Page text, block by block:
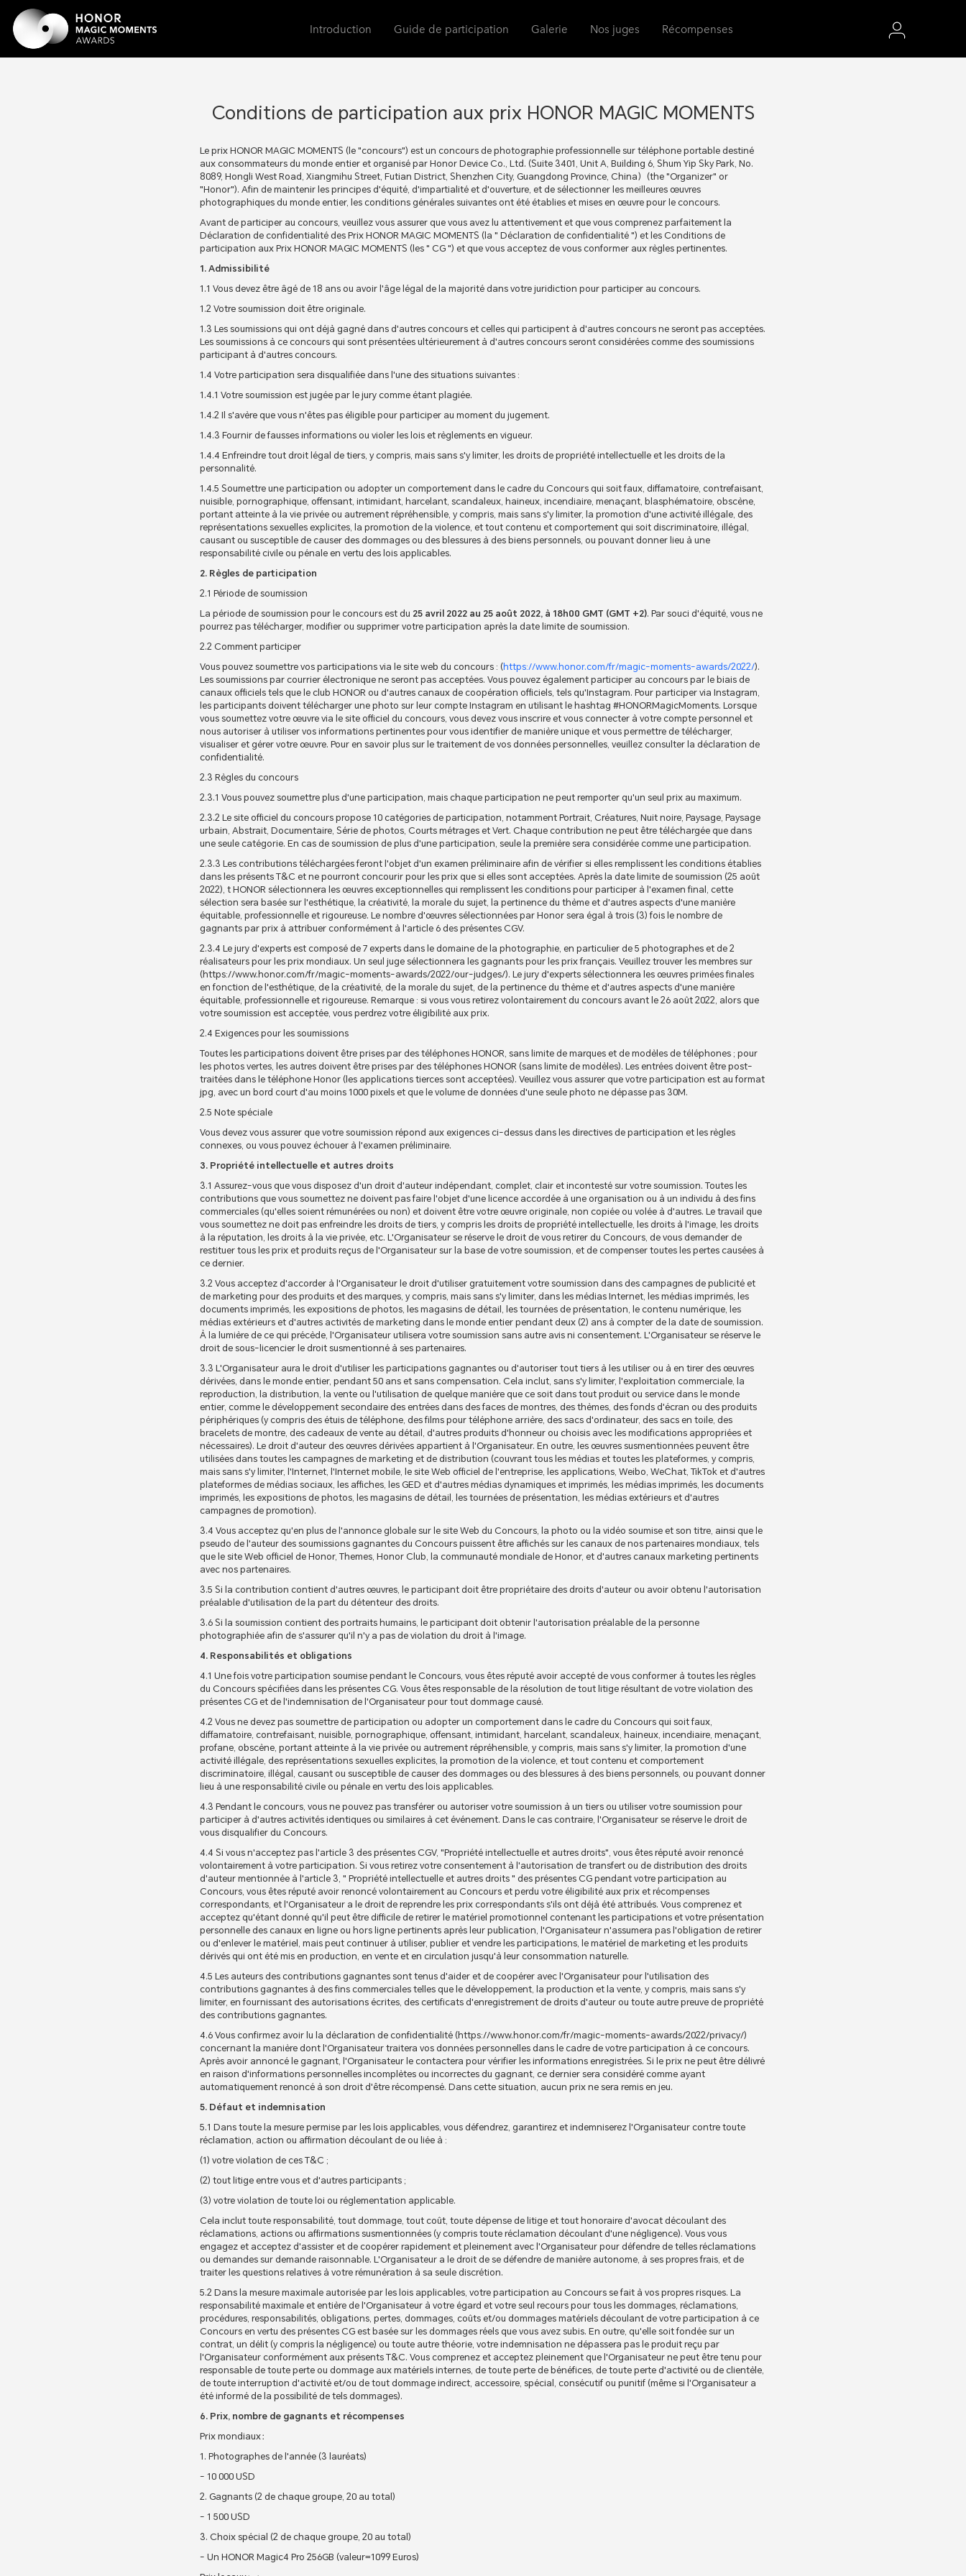
Introduction Guide de participation Galerie Nos juges Récompenses
Conditions de participation aux prix HONOR MAGIC MOMENTS
Le prix HONOR MAGIC MOMENTS (le "concours") est un concours de photographie professionnelle sur téléphone portable destiné
aux consommateurs du monde entier et organisé par Honor Device Co., Ltd. (Suite 3401, Unit A, Building 6, Shum Yip Sky Park, No.
8089, Hongli West Road, Xiangmihu Street, Futian District, Shenzhen City, Guangdong Province, China）(the "Organizer" or
"Honor"). Afin de maintenir les principes d'équité, d'impartialité et d'ouverture, et de sélectionner les meilleures œuvres
photographiques du monde entier, les conditions générales suivantes ont été établies et mises en œuvre pour le concours.
Avant de participer au concours, veuillez vous assurer que vous avez lu attentivement et que vous comprenez parfaitement la
Déclaration de confidentialité des Prix HONOR MAGIC MOMENTS (la " Déclaration de confidentialité ") et les Conditions de
participation aux Prix HONOR MAGIC MOMENTS (les " CG ") et que vous acceptez de vous conformer aux règles pertinentes.
1. Admissibilité
1.1 Vous devez être âgé de 18 ans ou avoir l'âge légal de la majorité dans votre juridiction pour participer au concours.
1.2 Votre soumission doit être originale.
1.3 Les soumissions qui ont déjà gagné dans d'autres concours et celles qui participent à d'autres concours ne seront pas acceptées.
Les soumissions à ce concours qui sont présentées ultérieurement à d'autres concours seront considérées comme des soumissions
participant à d'autres concours.
1.4 Votre participation sera disqualifiée dans l'une des situations suivantes :
1.4.1 Votre soumission est jugée par le jury comme étant plagiée.
1.4.2 Il s'avère que vous n'êtes pas éligible pour participer au moment du jugement.
1.4.3 Fournir de fausses informations ou violer les lois et règlements en vigueur.
1.4.4 Enfreindre tout droit légal de tiers, y compris, mais sans s'y limiter, les droits de propriété intellectuelle et les droits de la
personnalité.
1.4.5 Soumettre une participation ou adopter un comportement dans le cadre du Concours qui soit faux, diffamatoire, contrefaisant,
nuisible, pornographique, offensant, intimidant, harcelant, scandaleux, haineux, incendiaire, menaçant, blasphématoire, obscène,
portant atteinte à la vie privée ou autrement répréhensible, y compris, mais sans s'y limiter, la promotion d'une activité illégale, des
représentations sexuelles explicites, la promotion de la violence, et tout contenu et comportement qui soit discriminatoire, illégal,
causant ou susceptible de causer des dommages ou des blessures à des biens personnels, ou pouvant donner lieu à une
responsabilité civile ou pénale en vertu des lois applicables.
2. Règles de participation
2.1 Période de soumission
La période de soumission pour le concours est du 25 avril 2022 au 25 août 2022, à 18h00 GMT (GMT +2). Par souci d'équité, vous ne
pourrez pas télécharger, modifier ou supprimer votre participation après la date limite de soumission.
2.2 Comment participer
Vous pouvez soumettre vos participations via le site web du concours : (https://www.honor.com/fr/magic-moments-awards/2022/).
Les soumissions par courrier électronique ne seront pas acceptées. Vous pouvez également participer au concours par le biais de
canaux officiels tels que le club HONOR ou d'autres canaux de coopération officiels, tels qu'Instagram. Pour participer via Instagram,
les participants doivent télécharger une photo sur leur compte Instagram en utilisant le hashtag #HONORMagicMoments. Lorsque
vous soumettez votre œuvre via le site officiel du concours, vous devez vous inscrire et vous connecter à votre compte personnel et
nous autoriser à utiliser vos informations pertinentes pour vous identifier de manière unique et vous permettre de télécharger,
visualiser et gérer votre œuvre. Pour en savoir plus sur le traitement de vos données personnelles, veuillez consulter la déclaration de
confidentialité.
2.3 Règles du concours
2.3.1 Vous pouvez soumettre plus d'une participation, mais chaque participation ne peut remporter qu'un seul prix au maximum.
2.3.2 Le site officiel du concours propose 10 catégories de participation, notamment Portrait, Créatures, Nuit noire, Paysage, Paysage
urbain, Abstrait, Documentaire, Série de photos, Courts métrages et Vert. Chaque contribution ne peut être téléchargée que dans
une seule catégorie. En cas de soumission de plus d'une participation, seule la première sera considérée comme une participation.
2.3.3 Les contributions téléchargées feront l'objet d'un examen préliminaire afin de vérifier si elles remplissent les conditions établies
dans les présents T&C et ne pourront concourir pour les prix que si elles sont acceptées. Après la date limite de soumission (25 août
2022), t HONOR sélectionnera les œuvres exceptionnelles qui remplissent les conditions pour participer à l'examen final, cette
sélection sera basée sur l'esthétique, la créativité, la morale du sujet, la pertinence du thème et d'autres aspects d'une manière
équitable, professionnelle et rigoureuse. Le nombre d'œuvres sélectionnées par Honor sera égal à trois (3) fois le nombre de
gagnants par prix à attribuer conformément à l'article 6 des présentes CGV.
2.3.4 Le jury d'experts est composé de 7 experts dans le domaine de la photographie, en particulier de 5 photographes et de 2
réalisateurs pour les prix mondiaux. Un seul juge sélectionnera les gagnants pour les prix français. Veuillez trouver les membres sur
(https://www.honor.com/fr/magic-moments-awards/2022/our-judges/). Le jury d'experts sélectionnera les œuvres primées finales
en fonction de l'esthétique, de la créativité, de la morale du sujet, de la pertinence du thème et d'autres aspects d'une manière
équitable, professionnelle et rigoureuse. Remarque : si vous vous retirez volontairement du concours avant le 26 août 2022, alors que
votre soumission est acceptée, vous perdrez votre éligibilité aux prix.
2.4 Exigences pour les soumissions
Toutes les participations doivent être prises par des téléphones HONOR, sans limite de marques et de modèles de téléphones ; pour
les photos vertes, les autres doivent être prises par des téléphones HONOR (sans limite de modèles). Les entrées doivent être post-
traitées dans le téléphone Honor (les applications tierces sont acceptées). Veuillez vous assurer que votre participation est au format
jpg, avec un bord court d'au moins 1000 pixels et que le volume de données d'une seule photo ne dépasse pas 30M.
2.5 Note spéciale
Vous devez vous assurer que votre soumission répond aux exigences ci-dessus dans les directives de participation et les règles
connexes, ou vous pouvez échouer à l'examen préliminaire.
3. Propriété intellectuelle et autres droits
3.1 Assurez-vous que vous disposez d'un droit d'auteur indépendant, complet, clair et incontesté sur votre soumission. Toutes les
contributions que vous soumettez ne doivent pas faire l'objet d'une licence accordée à une organisation ou à un individu à des fins
commerciales (qu'elles soient rémunérées ou non) et doivent être votre œuvre originale, non copiée ou volée à d'autres. Le travail que
vous soumettez ne doit pas enfreindre les droits de tiers, y compris les droits de propriété intellectuelle, les droits à l'image, les droits
à la réputation, les droits à la vie privée, etc. L'Organisateur se réserve le droit de vous retirer du Concours, de vous demander de
restituer tous les prix et produits reçus de l'Organisateur sur la base de votre soumission, et de compenser toutes les pertes causées à
ce dernier.
3.2 Vous acceptez d'accorder à l'Organisateur le droit d'utiliser gratuitement votre soumission dans des campagnes de publicité et
de marketing pour des produits et des marques, y compris, mais sans s'y limiter, dans les médias Internet, les médias imprimés, les
documents imprimés, les expositions de photos, les magasins de détail, les tournées de présentation, le contenu numérique, les
médias extérieurs et d'autres activités de marketing dans le monde entier pendant deux (2) ans à compter de la date de soumission.
À la lumière de ce qui précède, l'Organisateur utilisera votre soumission sans autre avis ni consentement. L'Organisateur se réserve le
droit de sous-licencier le droit susmentionné à ses partenaires.
3.3 L'Organisateur aura le droit d'utiliser les participations gagnantes ou d'autoriser tout tiers à les utiliser ou à en tirer des œuvres
dérivées, dans le monde entier, pendant 50 ans et sans compensation. Cela inclut, sans s'y limiter, l'exploitation commerciale, la
reproduction, la distribution, la vente ou l'utilisation de quelque manière que ce soit dans tout produit ou service dans le monde
entier, comme le développement secondaire des entrées dans des faces de montres, des thèmes, des fonds d'écran ou des produits
périphériques (y compris des étuis de téléphone, des films pour téléphone arrière, des sacs d'ordinateur, des sacs en toile, des
bracelets de montre, des cadeaux de vente au détail, d'autres produits d'honneur ou choisis avec les modifications appropriées et
nécessaires). Le droit d'auteur des œuvres dérivées appartient à l'Organisateur. En outre, les œuvres susmentionnées peuvent être
utilisées dans toutes les campagnes de marketing et de distribution (couvrant tous les médias et toutes les plateformes, y compris,
mais sans s'y limiter, l'Internet, l'Internet mobile, le site Web officiel de l'entreprise, les applications, Weibo, WeChat, TikTok et d'autres
plateformes de médias sociaux, les affiches, les GED et d'autres médias dynamiques et imprimés, les médias imprimés, les documents
imprimés, les expositions de photos, les magasins de détail, les tournées de présentation, les médias extérieurs et d'autres
campagnes de promotion).
3.4 Vous acceptez qu'en plus de l'annonce globale sur le site Web du Concours, la photo ou la vidéo soumise et son titre, ainsi que le
pseudo de l'auteur des soumissions gagnantes du Concours puissent être affichés sur les canaux de nos partenaires mondiaux, tels
que le site Web officiel de Honor, Themes, Honor Club, la communauté mondiale de Honor, et d'autres canaux marketing pertinents
avec nos partenaires.
3.5 Si la contribution contient d'autres œuvres, le participant doit être propriétaire des droits d'auteur ou avoir obtenu l'autorisation
préalable d'utilisation de la part du détenteur des droits.
3.6 Si la soumission contient des portraits humains, le participant doit obtenir l'autorisation préalable de la personne
photographiée afin de s'assurer qu'il n'y a pas de violation du droit à l'image.
4. Responsabilités et obligations
4.1 Une fois votre participation soumise pendant le Concours, vous êtes réputé avoir accepté de vous conformer à toutes les règles
du Concours spécifiées dans les présentes CG. Vous êtes responsable de la résolution de tout litige résultant de votre violation des
présentes CG et de l'indemnisation de l'Organisateur pour tout dommage causé.
4.2 Vous ne devez pas soumettre de participation ou adopter un comportement dans le cadre du Concours qui soit faux,
diffamatoire, contrefaisant, nuisible, pornographique, offensant, intimidant, harcelant, scandaleux, haineux, incendiaire, menaçant,
profane, obscène, portant atteinte à la vie privée ou autrement répréhensible, y compris, mais sans s'y limiter, la promotion d'une
activité illégale, des représentations sexuelles explicites, la promotion de la violence, et tout contenu et comportement
discriminatoire, illégal, causant ou susceptible de causer des dommages ou des blessures à des biens personnels, ou pouvant donner
lieu à une responsabilité civile ou pénale en vertu des lois applicables.
4.3 Pendant le concours, vous ne pouvez pas transférer ou autoriser votre soumission à un tiers ou utiliser votre soumission pour
participer à d'autres activités identiques ou similaires à cet événement. Dans le cas contraire, l'Organisateur se réserve le droit de
vous disqualifier du Concours.
4.4 Si vous n'acceptez pas l'article 3 des présentes CGV, "Propriété intellectuelle et autres droits", vous êtes réputé avoir renoncé
volontairement à votre participation. Si vous retirez votre consentement à l'autorisation de transfert ou de distribution des droits
d'auteur mentionnée à l'article 3, " Propriété intellectuelle et autres droits " des présentes CG pendant votre participation au
Concours, vous êtes réputé avoir renoncé volontairement au Concours et perdu votre éligibilité aux prix et récompenses
correspondants, et l'Organisateur a le droit de reprendre les prix correspondants s'ils ont déjà été attribués. Vous comprenez et
acceptez qu'étant donné qu'il peut être difficile de retirer le matériel promotionnel contenant les participations et votre présentation
personnelle des canaux en ligne ou hors ligne pertinents après leur publication, l'Organisateur n'assumera pas l'obligation de retirer
ou d'enlever le matériel, mais peut continuer à utiliser, publier et vendre les participations, le matériel de marketing et les produits
dérivés qui ont été mis en production, en vente et en circulation jusqu'à leur consommation naturelle.
4.5 Les auteurs des contributions gagnantes sont tenus d'aider et de coopérer avec l'Organisateur pour l'utilisation des
contributions gagnantes à des fins commerciales telles que le développement, la production et la vente, y compris, mais sans s'y
limiter, en fournissant des autorisations écrites, des certificats d'enregistrement de droits d'auteur ou toute autre preuve de propriété
des contributions gagnantes.
4.6 Vous confirmez avoir lu la déclaration de confidentialité (https://www.honor.com/fr/magic-moments-awards/2022/privacy/)
concernant la manière dont l'Organisateur traitera vos données personnelles dans le cadre de votre participation à ce concours.
Après avoir annoncé le gagnant, l'Organisateur le contactera pour vérifier les informations enregistrées. Si le prix ne peut être délivré
en raison d'informations personnelles incomplètes ou incorrectes du gagnant, ce dernier sera considéré comme ayant
automatiquement renoncé à son droit d'être récompensé. Dans cette situation, aucun prix ne sera remis en jeu.
5. Défaut et indemnisation
5.1 Dans toute la mesure permise par les lois applicables, vous défendrez, garantirez et indemniserez l'Organisateur contre toute
réclamation, action ou affirmation découlant de ou liée à :
(1) votre violation de ces T&C ;
(2) tout litige entre vous et d'autres participants ;
(3) votre violation de toute loi ou réglementation applicable.
Cela inclut toute responsabilité, tout dommage, tout coût, toute dépense de litige et tout honoraire d'avocat découlant des
réclamations, actions ou affirmations susmentionnées (y compris toute réclamation découlant d'une négligence). Vous vous
engagez et acceptez d'assister et de coopérer rapidement et pleinement avec l'Organisateur pour défendre de telles réclamations
ou demandes sur demande raisonnable. L'Organisateur a le droit de se défendre de manière autonome, à ses propres frais, et de
traiter les questions relatives à votre rémunération à sa seule discrétion.
5.2 Dans la mesure maximale autorisée par les lois applicables, votre participation au Concours se fait à vos propres risques. La
responsabilité maximale et entière de l'Organisateur à votre égard et votre seul recours pour tous les dommages, réclamations,
procédures, responsabilités, obligations, pertes, dommages, coûts et/ou dommages matériels découlant de votre participation à ce
Concours en vertu des présentes CG est basée sur les dommages réels que vous avez subis. En outre, qu'elle soit fondée sur un
contrat, un délit (y compris la négligence) ou toute autre théorie, votre indemnisation ne dépassera pas le produit reçu par
l'Organisateur conformément aux présents T&C. Vous comprenez et acceptez pleinement que l'Organisateur ne peut être tenu pour
responsable de toute perte ou dommage aux matériels internes, de toute perte de bénéfices, de toute perte d'activité ou de clientèle,
de toute interruption d'activité et/ou de tout dommage indirect, accessoire, spécial, consécutif ou punitif (même si l'Organisateur a
été informé de la possibilité de tels dommages).
6. Prix, nombre de gagnants et récompenses
Prix mondiaux：
1. Photographes de l'année (3 lauréats)
- 10 000 USD
2. Gagnants (2 de chaque groupe, 20 au total)
- 1 500 USD
3. Choix spécial (2 de chaque groupe, 20 au total)
- Un HONOR Magic4 Pro 256GB (valeur=1099 Euros)